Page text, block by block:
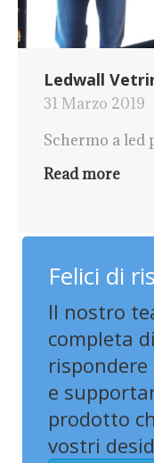
Ledwall
31 Marzo 2019
Schermo a led
Read more
Felici di
Il nostro
completa
e
prodotto
vostri